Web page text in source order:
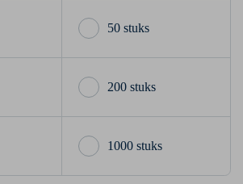
50 stuks
200 stuks
1000 stuks